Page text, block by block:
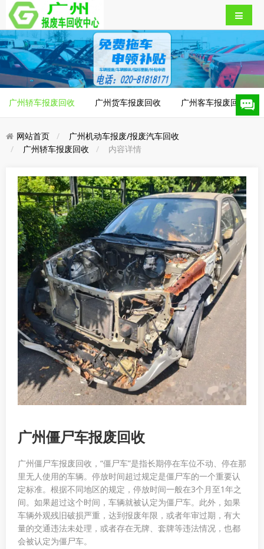
广州轿车报废回收 广州货车报废回收 广州客车报废回收
网站首页
广州机动车报废/报废汽车回收
广州轿车报废回收
内容详情
广州僵尸车报废回收
广州僵尸车报废回收，“僵尸车”是指长期停在车位不动、停在那
里无人使用的车辆。停放时间超过规定是僵尸车的一个重要认
定标准。根据不同地区的规定，停放时间一般在3个月至1年之
间。如果超过这个时间，车辆就被认定为僵尸车。此外，如果
车辆外观残旧破损严重，达到报废年限，或者年审过期，有大
量的交通违法未处理，或者存在无牌、套牌等违法情况，也都
会被认定为僵尸车。